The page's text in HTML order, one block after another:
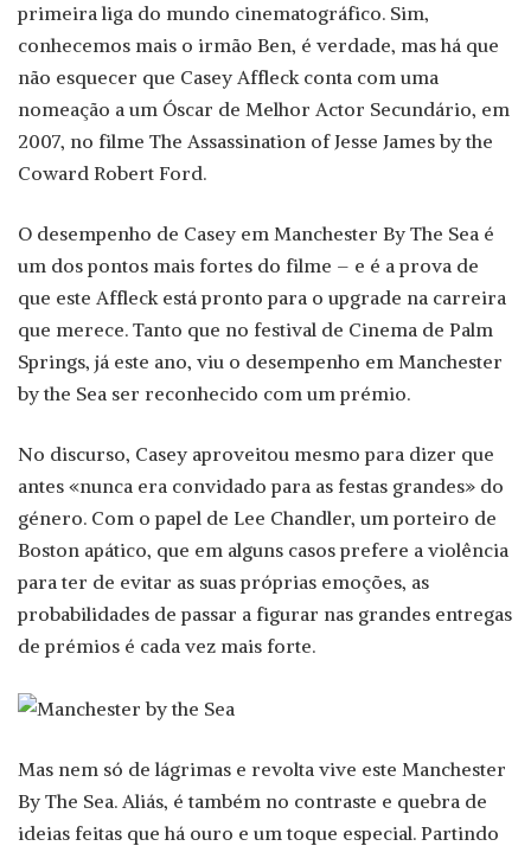
primeira liga do mundo cinematográfico. Sim,
conhecemos mais o irmão Ben, é verdade, mas há que
não esquecer que Casey Affleck conta com uma
nomeação a um Óscar de Melhor Actor Secundário, em
2007, no filme The Assassination of Jesse James by the
Coward Robert Ford.
O desempenho de Casey em Manchester By The Sea é
um dos pontos mais fortes do filme – e é a prova de
que este Affleck está pronto para o upgrade na carreira
que merece. Tanto que no festival de Cinema de Palm
Springs, já este ano, viu o desempenho em Manchester
by the Sea ser reconhecido com um prémio.
No discurso, Casey aproveitou mesmo para dizer que
antes «nunca era convidado para as festas grandes» do
género. Com o papel de Lee Chandler, um porteiro de
Boston apático, que em alguns casos prefere a violência
para ter de evitar as suas próprias emoções, as
probabilidades de passar a figurar nas grandes entregas
de prémios é cada vez mais forte.
Mas nem só de lágrimas e revolta vive este Manchester
By The Sea. Aliás, é também no contraste e quebra de
ideias feitas que há ouro e um toque especial. Partindo